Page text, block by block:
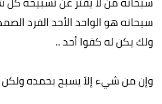
سبحانه هو الواحد الأحد الفرد
ولك يكن له كفوا أحد ..
وإن من شيء إلاّ يسبح بحمده